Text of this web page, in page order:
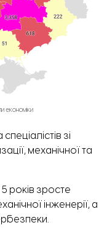
економіки
зі
механічної та
років зросте
інженерії, а